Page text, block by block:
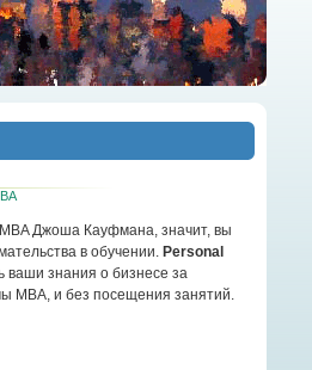
Джоша Кауфмана, значит, вы
в обучении. Personal
ваши знания о бизнесе за
MBA, и без посещения занятий.